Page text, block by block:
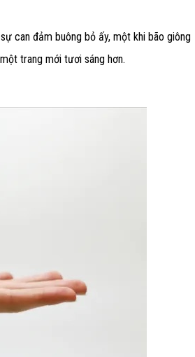
can đảm buông bỏ ấy, một khi bão giông
trang mới tươi sáng hơn.